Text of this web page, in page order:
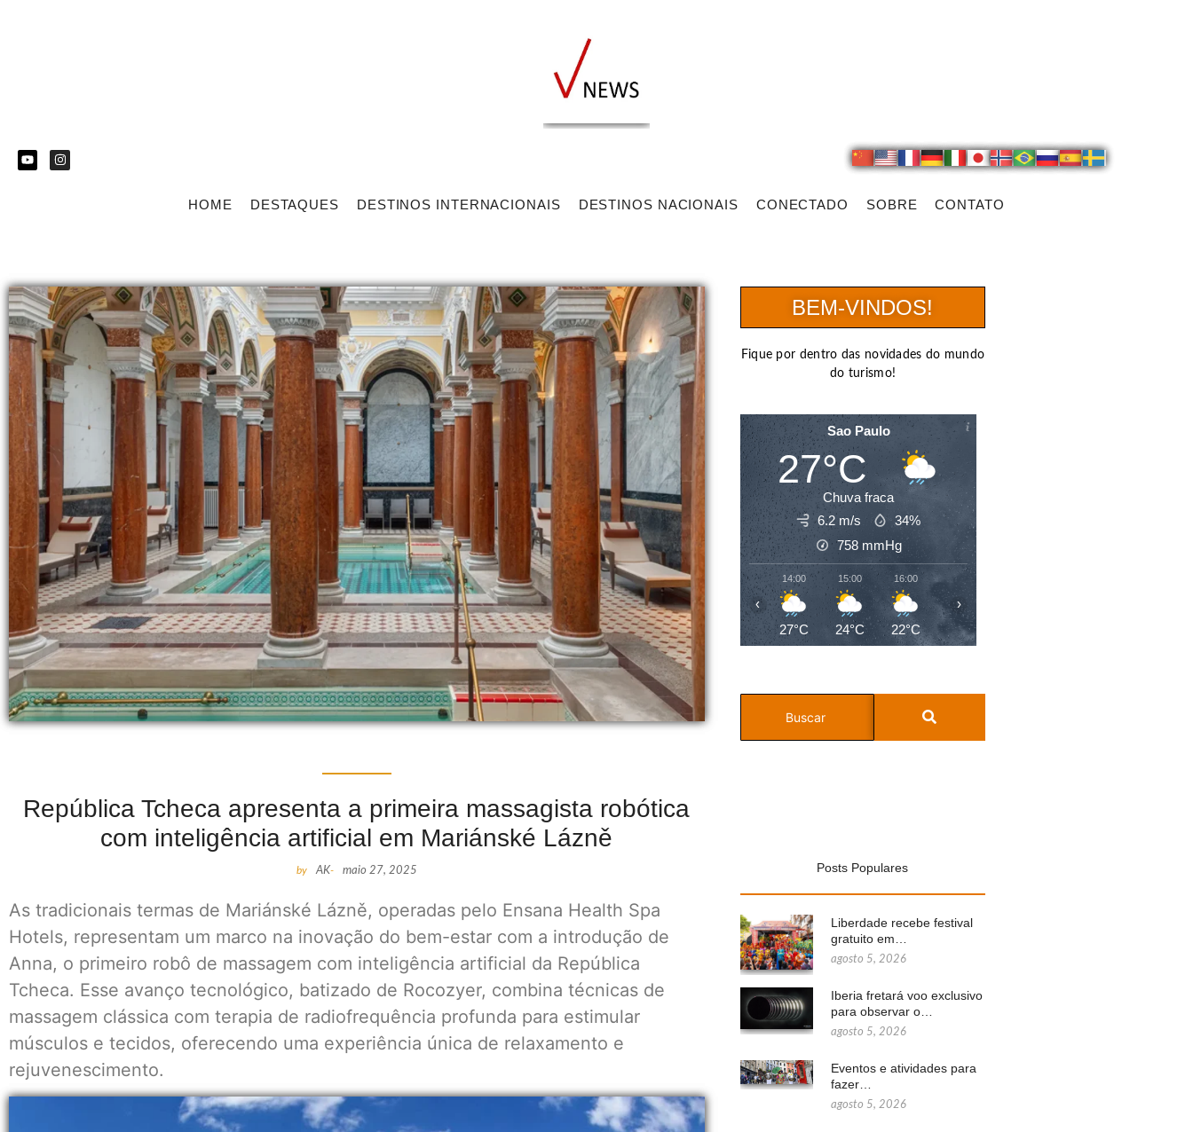
HOME DESTAQUES DESTINOS INTERNACIONAIS DESTINOS NACIONAIS CONECTADO SOBRE CONTATO
República Tcheca apresenta a primeira massagista robótica
com inteligência artificial em Mariánské Lázně
by AK- maio 27, 2025
As tradicionais termas de Mariánské Lázně, operadas pelo Ensana Health Spa
Hotels, representam um marco na inovação do bem-estar com a introdução de
Anna, o primeiro robô de massagem com inteligência artificial da República
Tcheca. Esse avanço tecnológico, batizado de Rocozyer, combina técnicas de
massagem clássica com terapia de radiofrequência profunda para estimular
músculos e tecidos, oferecendo uma experiência única de relaxamento e
rejuvenescimento.
BEM-VINDOS!
Fique por dentro das novidades do mundo
do turismo!
Sao Paulo
27°C
Chuva fraca
6.2 m/s
34%
758 mmHg
14:00
27°C
15:00
24°C
16:00
22°C
17:00
21°C
‹ ›
Posts Populares
Liberdade recebe festival
gratuito em…
agosto 5, 2026
Iberia fretará voo exclusivo
para observar o…
agosto 5, 2026
Eventos e atividades para
fazer…
agosto 5, 2026